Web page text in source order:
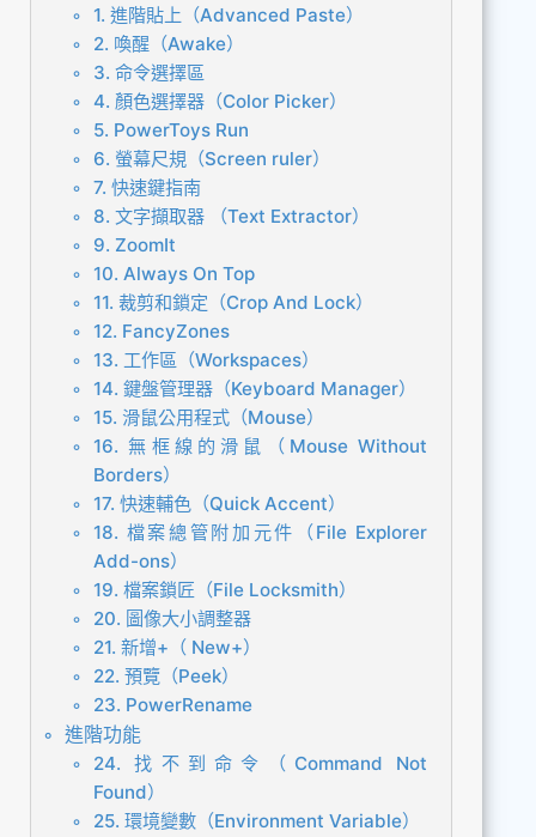
1. 進階貼上（Advanced Paste）
2. 喚醒（Awake）
3. 命令選擇區
4. 顏色選擇器（Color Picker）
5. PowerToys Run
6. 螢幕尺規（Screen ruler）
7. 快速鍵指南
8. 文字擷取器 （Text Extractor）
9. ZoomIt
10. Always On Top
11. 裁剪和鎖定（Crop And Lock）
12. FancyZones
13. 工作區（Workspaces）
14. 鍵盤管理器（Keyboard Manager）
15. 滑鼠公用程式（Mouse）
16. 無框線的滑鼠（Mouse Without
Borders）
17. 快速輔色（Quick Accent）
18. 檔案總管附加元件（File Explorer
Add-ons）
19. 檔案鎖匠（File Locksmith）
20. 圖像大小調整器
21. 新增+（ New+）
22. 預覽（Peek）
23. PowerRename
進階功能
24. 找不到命令（Command Not
Found）
25. 環境變數（Environment Variable）